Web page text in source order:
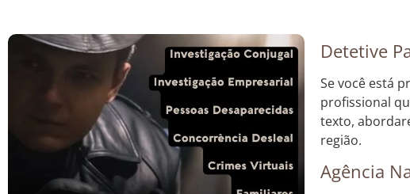
Detetive
Se você está
profissional
texto,
região.
Agência